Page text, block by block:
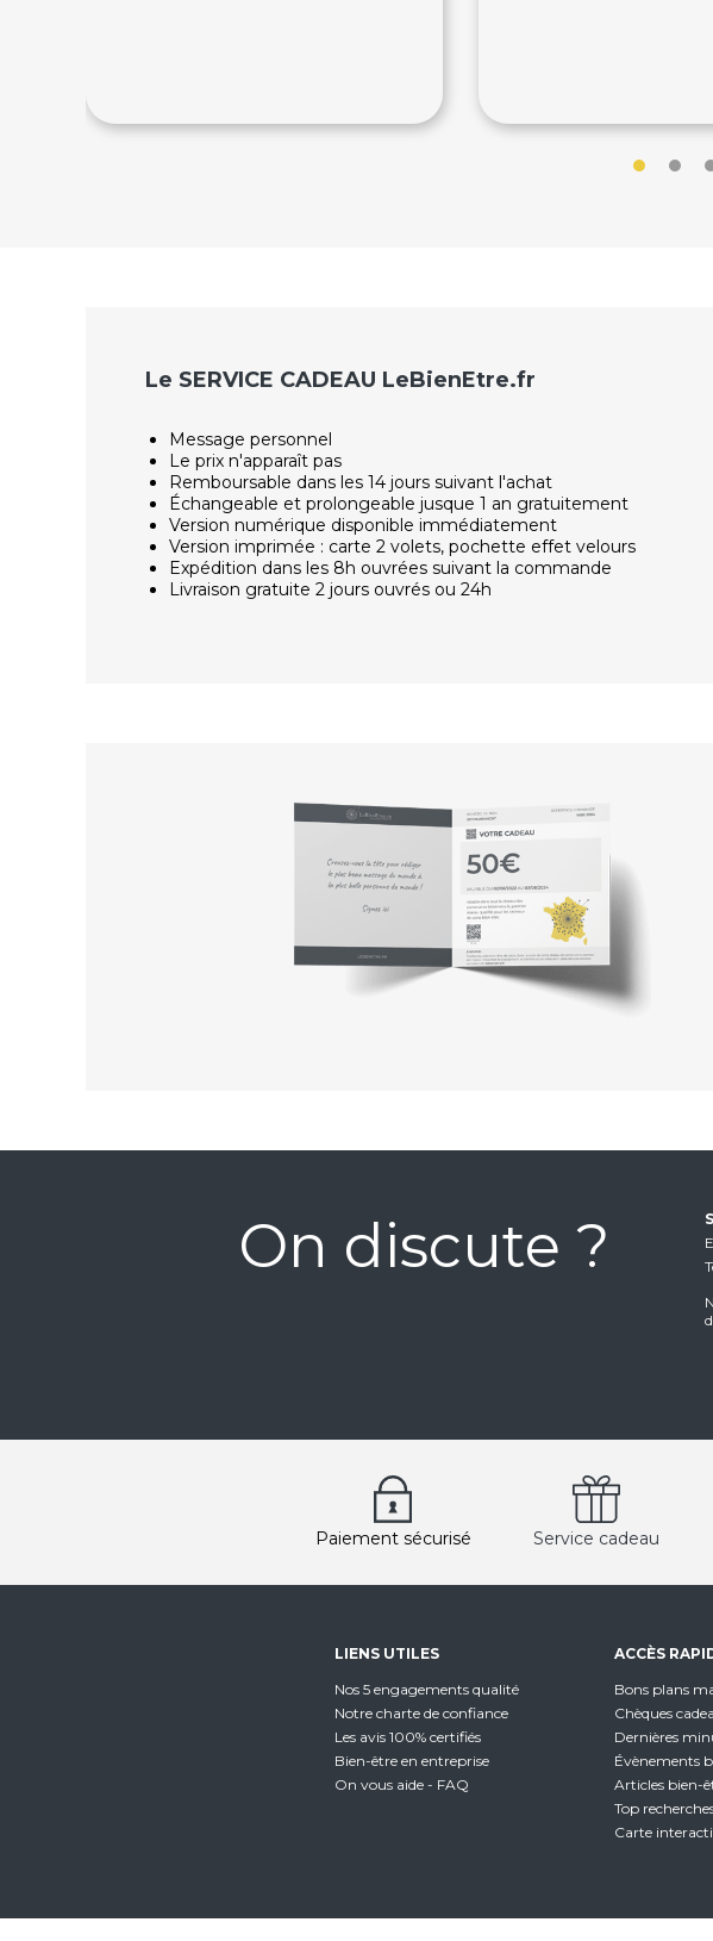
Le SERVICE CADEAU LeBienEtre.fr
Message personnel
Le prix n'apparaît pas
Remboursable dans les 14 jours suivant l'achat
Échangeable et prolongeable jusque 1 an gratuitement
Version numérique disponible immédiatement
Version imprimée : carte 2 volets, pochette effet velours
Expédition dans les 8h ouvrées suivant la commande
Livraison gratuite 2 jours ouvrés ou 24h
On discute ?
Paiement sécurisé Service cadeau
LIENS UTILES
Nos 5 engagements qualité
Notre charte de confiance
Les avis 100% certifiés
Bien-être en entreprise
On vous aide - FAQ
ACCÈS
Bons plans
Chèques
Dernières
Évènements
Articles bien-
Top
Carte